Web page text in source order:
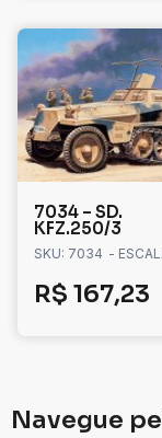
7034 – SD.
KFZ.250/3
SKU: 7034 -
R$ 167,23
Navegue